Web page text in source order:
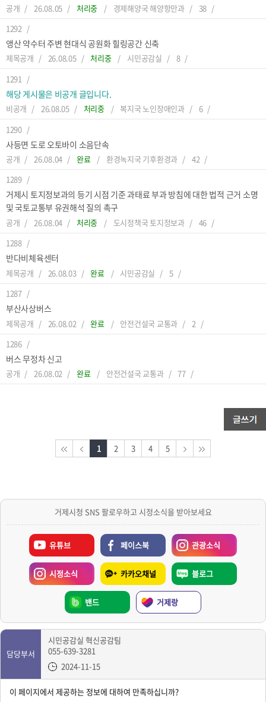
공개 26.08.05 처리중 경제해양국 해양항만과
38
1292
앵산 약수터 주변 현대식 공원화 힐링공간 신축
제목공개 26.08.05 처리중 시민공감실
8
1291
해당 게시물은 비공개 글입니다.
비공개 26.08.05 처리중 복지국 노인장애인과
6
1290
사등면 도로 오토바이 소음단속
공개 26.08.04 완료 환경녹지국 기후환경과
42
1289
거제시 토지정보과의 등기 시점 기준 과태료 부과 방침에 대한 법적 근거 소명
및 국토교통부 유권해석 질의 촉구
공개 26.08.04 처리중 도시정책국 토지정보과
46
1288
반다비체육센터
제목공개 26.08.03 완료 시민공감실
5
1287
부산사상버스
제목공개 26.08.02 완료 안전건설국 교통과
2
1286
버스 무정차 신고
공개 26.08.02 완료 안전건설국 교통과 77
1 2 3 4 5
거제시청 SNS 팔로우하고 시정소식을 받아보세요
유튜브 페이스북 관광소식
시정소식 카카오채널 블로그
밴드 거제랑
담당부서
시민공감실 혁신공감팀
055-639-3281
2024-11-15
이 페이지에서 제공하는 정보에 대하여 만족하십니까?